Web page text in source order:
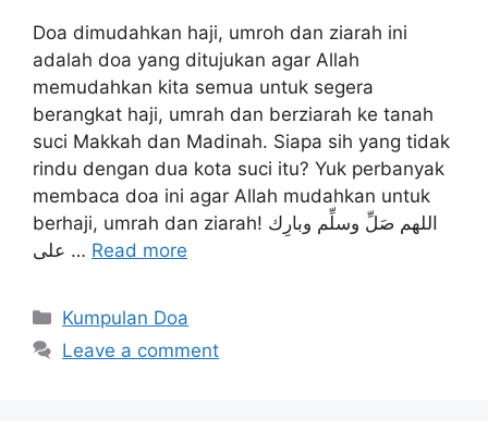
Doa dimudahkan haji, umroh dan ziarah ini
adalah doa yang ditujukan agar Allah
memudahkan kita semua untuk segera
berangkat haji, umrah dan berziarah ke tanah
suci Makkah dan Madinah. Siapa sih yang tidak
rindu dengan dua kota suci itu? Yuk perbanyak
membaca doa ini agar Allah mudahkan untuk
berhaji, umrah dan ziarah! اللهم صَلِّ وسلِّم وبارِك
على … Read more
Categories
Kumpulan Doa
Leave a comment